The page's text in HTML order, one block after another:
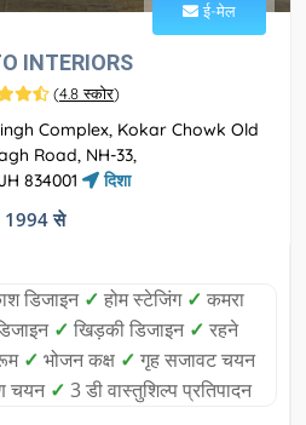
ई-मेल
INTERIORS
(4.8 स्कोर)
Complex, Kokar Chowk Old
Road, NH-33,
834001
दिशा
1994 से
डिजाइन ✓ होम स्टेजिंग ✓ कमरा
✓ खिड़की डिजाइन ✓ रहने
✓ भोजन कक्ष ✓ गृह सजावट चयन
चयन ✓ 3 डी वास्तुशिल्प प्रतिपादन